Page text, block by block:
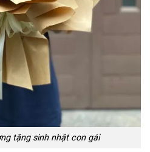
tặng sinh nhật con gái